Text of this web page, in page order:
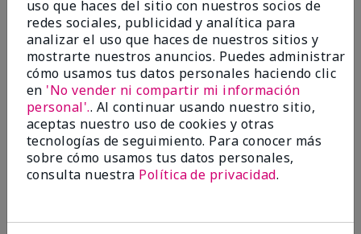
This is one of my favorite scents from Mary Kay. I
love it! I get so many compliments when I wear it.
Mostrar Traducción
ConclusiónSí, recomendaría a un amigo
¿Le ha resultado útil esta
opinión?
4 0
uso que haces del sitio con nuestros socios de
redes sociales, publicidad y analítica para
analizar el uso que haces de nuestros sitios y
mostrarte nuestros anuncios. Puedes administrar
cómo usamos tus datos personales haciendo clic
en 'No vender ni compartir mi información
personal'.. Al continuar usando nuestro sitio,
aceptas nuestro uso de cookies y otras
tecnologías de seguimiento. Para conocer más
sobre cómo usamos tus datos personales,
consulta nuestra Política de privacidad.